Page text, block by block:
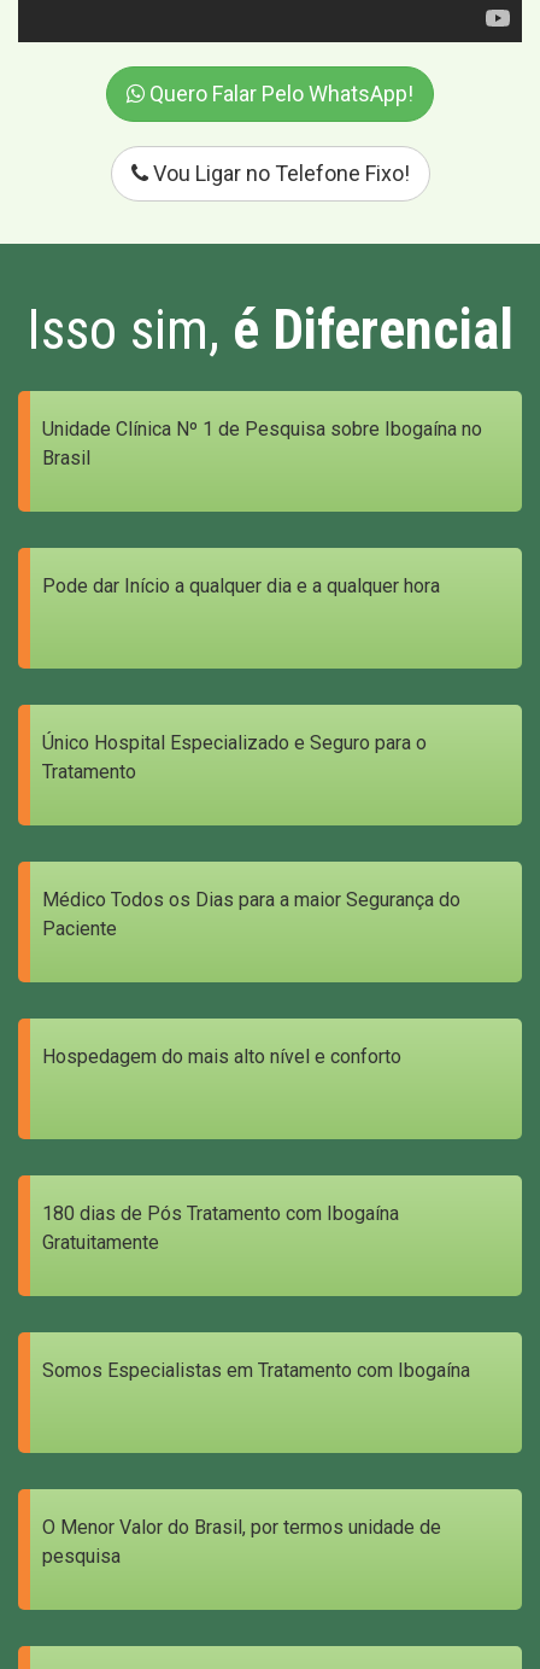
Quero Falar Pelo WhatsApp!
Vou Ligar no Telefone Fixo!
Isso sim, é Diferencial
Unidade Clínica Nº 1 de Pesquisa sobre Ibogaína no
Brasil
Pode dar Início a qualquer dia e a qualquer hora
Único Hospital Especializado e Seguro para o
Tratamento
Médico Todos os Dias para a maior Segurança do
Paciente
Hospedagem do mais alto nível e conforto
180 dias de Pós Tratamento com Ibogaína
Gratuitamente
Somos Especialistas em Tratamento com Ibogaína
O Menor Valor do Brasil, por termos unidade de
pesquisa